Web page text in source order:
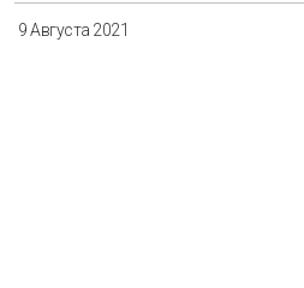
9 Августа 2021